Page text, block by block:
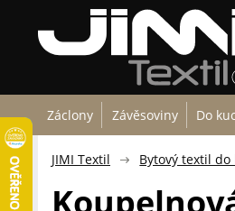
Záclony Závěsoviny Do
JIMI Textil Bytový textil